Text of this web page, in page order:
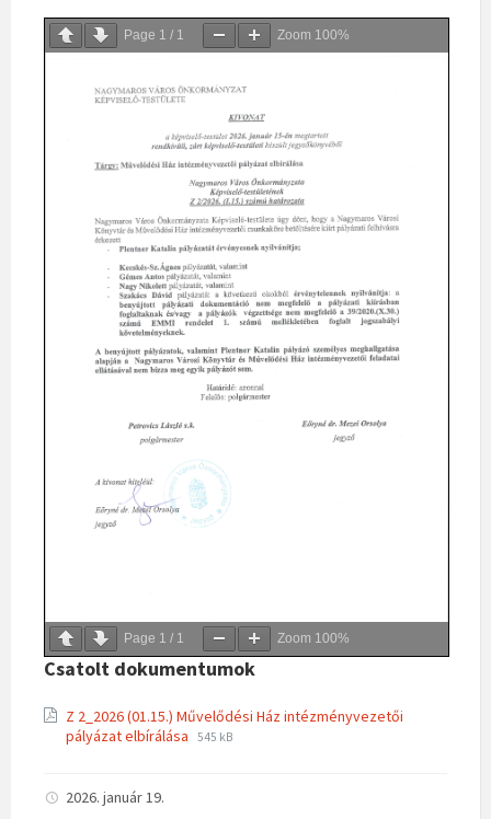
Page 1 / 1 Zoom 100%
Page 1 / 1 Zoom 100%
Csatolt dokumentumok
Z 2_2026 (01.15.) Művelődési Ház intézményvezetői
pályázat elbírálása File
File
545 kB
2026. január 19.